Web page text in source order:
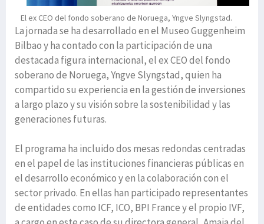
El ex CEO del fondo soberano de Noruega, Yngve Slyngstad.
La jornada se ha desarrollado en el Museo Guggenheim
Bilbao y ha contado con la participación de una
destacada figura internacional, el ex CEO del fondo
soberano de Noruega, Yngve Slyngstad, quien ha
compartido su experiencia en la gestión de inversiones
a largo plazo y su visión sobre la sostenibilidad y las
generaciones futuras.
El programa ha incluido dos mesas redondas centradas
en el papel de las instituciones financieras públicas en
el desarrollo económico y en la colaboración con el
sector privado. En ellas han participado representantes
de entidades como ICF, ICO, BPI France y el propio IVF,